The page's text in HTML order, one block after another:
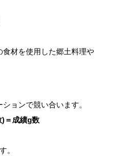
材を使用した郷土料理や
ョンで競い合います。
＝成績g数
。